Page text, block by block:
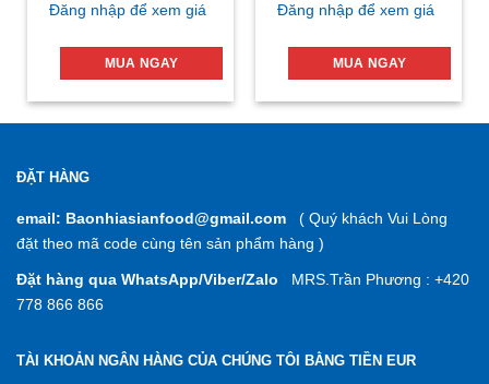
Đăng nhập để xem giá
MUA NGAY
Đăng nhập để xem giá
MUA NGAY
ĐẶT HÀNG
email: Baonhiasianfood@gmail.com ( Quý khách Vui Lòng
đặt theo mã code cùng tên sản phẩm hàng )
Đặt hàng qua WhatsApp/Viber/Zalo MRS.Trần Phương : +420
778 866 866
TÀI KHOẢN NGÂN HÀNG CỦA CHÚNG TÔI BẰNG TIỀN EUR